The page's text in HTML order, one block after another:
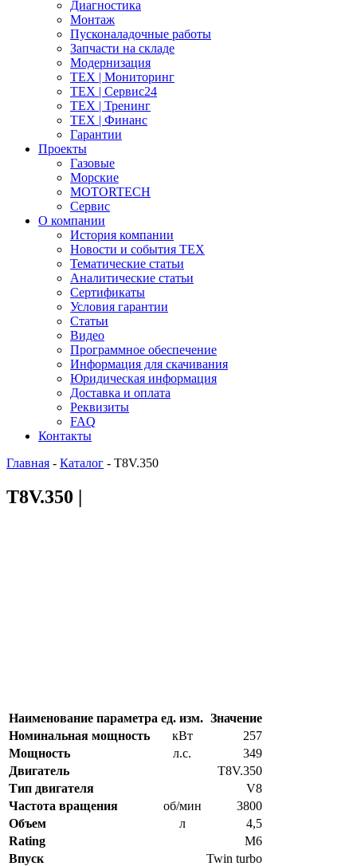
Диагностика
Монтаж
Пусконаладочные работы
Запчасти на складе
Модернизация
ТЕХ | Мониторинг
ТЕХ | Сервис24
ТЕХ | Тренинг
ТЕХ | Финанс
Гарантии
Проекты
Газовые
Морские
MOTORTECH
Сервис
О компании
История компании
Новости и события ТЕХ
Тематические статьи
Аналитические статьи
Сертификаты
Условия гарантии
Статьи
Видео
Программное обеспечение
Информация для скачивания
Юридическая информация
Доставка и оплата
Реквизиты
FAQ
Контакты
Главная - Каталог - T8V.350
T8V.350 |
Наименование параметра ед. изм. Значение
Номинальная мощность
кВт
257
Мощность
л.с.
349
Двигатель
T8V.350
Тип двигателя
V8
Частота вращения
об/мин
3800
Объем
л
4,5
Rating
M6
Впуск
Twin turbo